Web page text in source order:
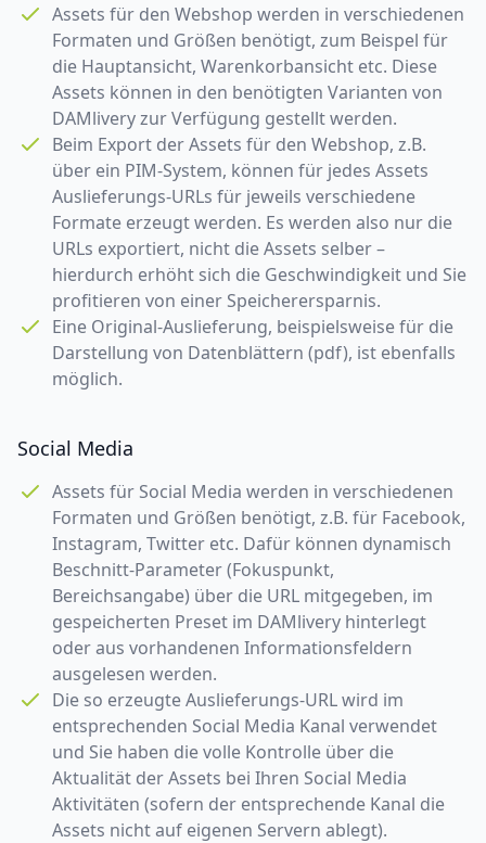
Assets für den Webshop werden in verschiedenen
Formaten und Größen benötigt, zum Beispel für
die Hauptansicht, Warenkorbansicht etc. Diese
Assets können in den benötigten Varianten von
DAMlivery zur Verfügung gestellt werden.
Beim Export der Assets für den Webshop, z.B.
über ein PIM-System, können für jedes Assets
Auslieferungs-URLs für jeweils verschiedene
Formate erzeugt werden. Es werden also nur die
URLs exportiert, nicht die Assets selber –
hierdurch erhöht sich die Geschwindigkeit und Sie
profitieren von einer Speicherersparnis.
Eine Original-Auslieferung, beispielsweise für die
Darstellung von Datenblättern (pdf), ist ebenfalls
möglich.
Social Media
Assets für Social Media werden in verschiedenen
Formaten und Größen benötigt, z.B. für Facebook,
Instagram, Twitter etc. Dafür können dynamisch
Beschnitt-Parameter (Fokuspunkt,
Bereichsangabe) über die URL mitgegeben, im
gespeicherten Preset im DAMlivery hinterlegt
oder aus vorhandenen Informationsfeldern
ausgelesen werden.
Die so erzeugte Auslieferungs-URL wird im
entsprechenden Social Media Kanal verwendet
und Sie haben die volle Kontrolle über die
Aktualität der Assets bei Ihren Social Media
Aktivitäten (sofern der entsprechende Kanal die
Assets nicht auf eigenen Servern ablegt).